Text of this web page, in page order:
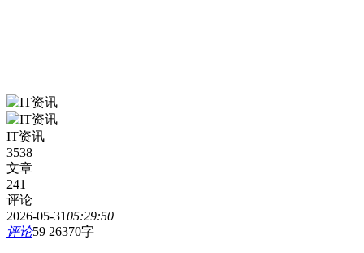
IT资讯
3538
文章
241
评论
2026-05-3105:29:50
评论59 26370字